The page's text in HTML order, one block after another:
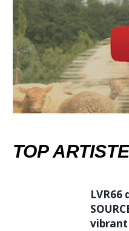
TOP
LVR66
vibrant